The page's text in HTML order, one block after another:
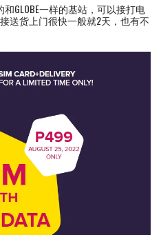
和GLOBE一样的基站，可以接打电
送货上门很快一般就2天，也有不